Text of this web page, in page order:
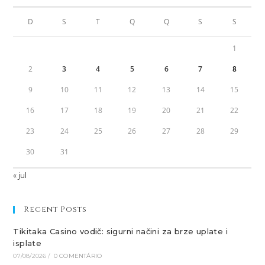
D S T Q Q S S
1
2 3 4 5 6 7 8
9 10 11 12 13 14 15
16 17 18 19 20 21 22
23 24 25 26 27 28 29
30 31
« jul
Recent Posts
Tikitaka Casino vodič: sigurni načini za brze uplate i
isplate
07/08/2026 / 0 COMENTÁRIO